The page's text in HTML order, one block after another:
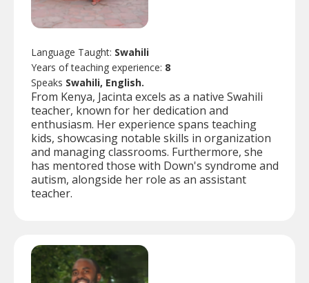
Language Taught: Swahili
Years of teaching experience: 8
Speaks Swahili, English.
From Kenya, Jacinta excels as a native Swahili
teacher, known for her dedication and
enthusiasm. Her experience spans teaching
kids, showcasing notable skills in organization
and managing classrooms. Furthermore, she
has mentored those with Down's syndrome and
autism, alongside her role as an assistant
teacher.